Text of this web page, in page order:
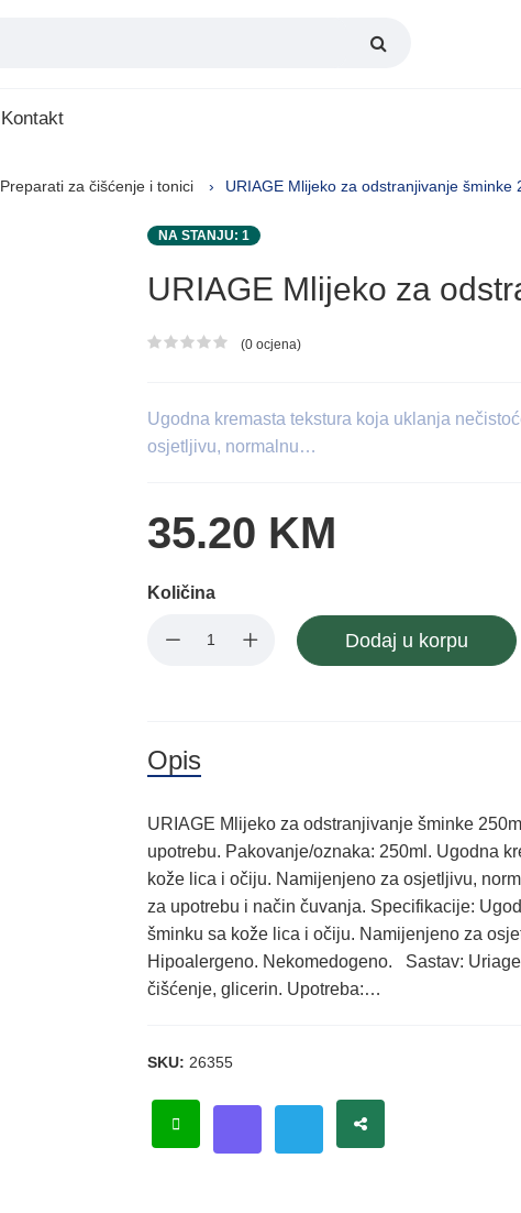
Kontakt
Preparati za čišćenje i tonici URIAGE Mlijeko za odstranjivanje šminke
NA STANJU: 1
URIAGE Mlijeko za
Ocjena proizvoda
(0 ocjena)
Ugodna kremasta tekstura koja uklanja
osjetljivu, normalnu…
35.20 KM
Količina
Dodaj u korpu
Opis
URIAGE Mlijeko za odstranjivanje šminke
upotrebu. Pakovanje/oznaka: 250ml. Ugodna
kože lica i očiju. Namijenjeno za osjetljivu,
za upotrebu i način čuvanja. Specifikacije:
šminku sa kože lica i očiju. Namijenjeno za
Hipoalergeno. Nekomedogeno. Sastav:
čišćenje, glicerin. Upotreba:…
SKU: 26355